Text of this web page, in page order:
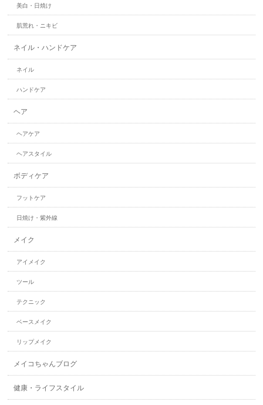
美白・日焼け
肌荒れ・ニキビ
ネイル・ハンドケア
ネイル
ハンドケア
ヘア
ヘアケア
ヘアスタイル
ボディケア
フットケア
日焼け・紫外線
メイク
アイメイク
ツール
テクニック
ベースメイク
リップメイク
メイコちゃんブログ
健康・ライフスタイル